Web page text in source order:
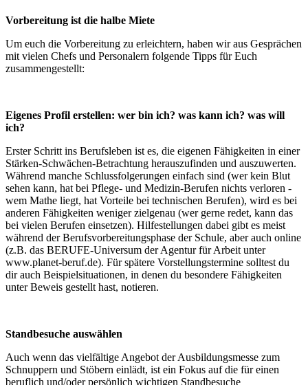
Vorbereitung ist die halbe Miete
Um euch die Vorbereitung zu erleichtern, haben wir aus Gesprächen
mit vielen Chefs und Personalern folgende Tipps für Euch
zusammengestellt:
Eigenes Profil erstellen: wer bin ich? was kann ich? was will
ich?
Erster Schritt ins Berufsleben ist es, die eigenen Fähigkeiten in einer
Stärken-Schwächen-Betrachtung herauszufinden und auszuwerten.
Während manche Schlussfolgerungen einfach sind (wer kein Blut
sehen kann, hat bei Pflege- und Medizin-Berufen nichts verloren -
wem Mathe liegt, hat Vorteile bei technischen Berufen), wird es bei
anderen Fähigkeiten weniger zielgenau (wer gerne redet, kann das
bei vielen Berufen einsetzen). Hilfestellungen dabei gibt es meist
während der Berufsvorbereitungsphase der Schule, aber auch online
(z.B. das BERUFE-Universum der Agentur für Arbeit unter
www.planet-beruf.de). Für spätere Vorstellungstermine solltest du
dir auch Beispielsituationen, in denen du besondere Fähigkeiten
unter Beweis gestellt hast, notieren.
Standbesuche auswählen
Auch wenn das vielfältige Angebot der Ausbildungsmesse zum
Schnuppern und Stöbern einlädt, ist ein Fokus auf die für einen
beruflich und/oder persönlich wichtigen Standbesuche